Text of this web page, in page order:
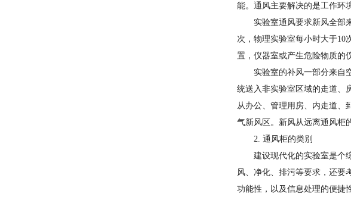
能。通风主要解决的是工作环
实验室通风要求新风全部
次，物理实验室每小时大于10
置，仪器室或产生危险物质的
实验室的补风一部分来自
统送入非实验室区域的走道、
从办公、管理用房、内走道、
气新风区。新风从远离通风柜
2. 通风柜的类别
建设现代化的实验室是个
风、净化、排污等要求，还要
功能性，以及信息处理的便捷